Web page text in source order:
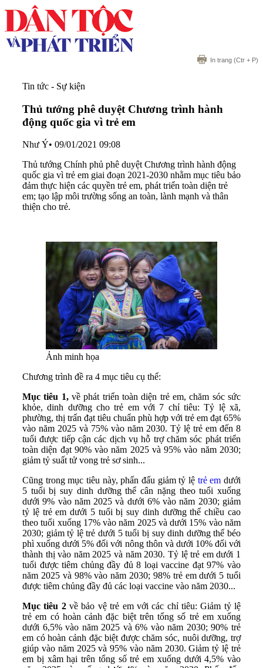
In trang (Ctr + P)
Tin tức - Sự kiện
Thủ tướng phê duyệt Chương trình hành
động quốc gia vì trẻ em
Như Ý• 09/01/2021 09:08
Thủ tướng Chính phủ phê duyệt Chương trình hành động
quốc gia vì trẻ em giai đoạn 2021-2030 nhằm mục tiêu bảo
đảm thực hiện các quyền trẻ em, phát triển toàn diện trẻ
em; tạo lập môi trường sống an toàn, lành mạnh và thân
thiện cho trẻ.
Ảnh minh họa
Chương trình đề ra 4 mục tiêu cụ thể:
Mục tiêu 1,về phát triển toàn diện trẻ em, chăm sóc sức
khỏe, dinh dưỡng cho trẻ em với 7 chỉ tiêu: Tỷ lệ xã,
phường, thị trấn đạt tiêu chuẩn phù hợp với trẻ em đạt 65%
vào năm 2025 và 75% vào năm 2030. Tỷ lệ trẻ em đến 8
tuổi được tiếp cận các dịch vụ hỗ trợ chăm sóc phát triển
toàn diện đạt 90% vào năm 2025 và 95% vào năm 2030;
giảm tỷ suất tử vong trẻ sơ sinh...
Cũng trong mục tiêu này, phấn đấu giảm tỷ lệ trẻ em dưới
5 tuổi bị suy dinh dưỡng thể cân nặng theo tuổi xuống
dưới 9% vào năm 2025 và dưới 6% vào năm 2030; giảm
tỷ lệ trẻ em dưới 5 tuổi bị suy dinh dưỡng thể chiều cao
theo tuổi xuống 17% vào năm 2025 và dưới 15% vào năm
2030; giảm tỷ lệ trẻ dưới 5 tuổi bị suy dinh dưỡng thể béo
phì xuống dưới 5% đối với nông thôn và dưới 10% đối với
thành thị vào năm 2025 và năm 2030. Tỷ lệ trẻ em dưới 1
tuổi được tiêm chủng đầy đủ 8 loại vaccine đạt 97% vào
năm 2025 và 98% vào năm 2030; 98% trẻ em dưới 5 tuổi
được tiêm chủng đầy đủ các loại vaccine vào năm 2030...
Mục tiêu 2về bảo vệ trẻ em với các chỉ tiêu: Giảm tỷ lệ
trẻ em có hoàn cảnh đặc biệt trên tổng số trẻ em xuống
dưới 6,5% vào năm 2025 và 6% vào năm 2030; 90% trẻ
em có hoàn cảnh đặc biệt được chăm sóc, nuôi dưỡng, trợ
giúp vào năm 2025 và 95% vào năm 2030. Giảm tỷ lệ trẻ
em bị xâm hại trên tổng số trẻ em xuống dưới 4,5% vào